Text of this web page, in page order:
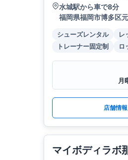
水城駅から車で8分
福岡県福岡市博多区
シューズレンタル レ
トレーナー固定制
ロ
月
店舗情報
マイボディラボ